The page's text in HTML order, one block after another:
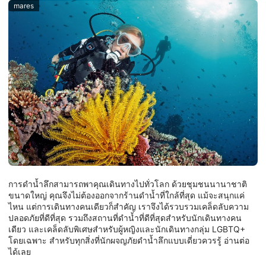
mares
การดำน้ำลึกสามารถพาคุณเดินทางไปทั่วโลก ด้วยชุมชนนานาชาติ
ขนาดใหญ่ คุณจึงไม่ต้องออกจากร้านดำน้ำที่ใกล้ที่สุด แม้จะสนุกแค่
ไหน แต่การเดินทางคนเดียวก็สำคัญ เราจึงได้รวบรวมเคล็ดลับความ
ปลอดภัยที่ดีที่สุด รวมถึงสถานที่ดำน้ำที่ดีที่สุดสำหรับนักเดินทางคน
เดียว และเคล็ดลับพิเศษสำหรับผู้หญิงและนักเดินทางกลุ่ม LGBTQ+
โดยเฉพาะ สำหรับทุกสิ่งที่นักผจญภัยดำน้ำลึกแบบเดี่ยวควรรู้ อ่านต่อ
ได้เลย